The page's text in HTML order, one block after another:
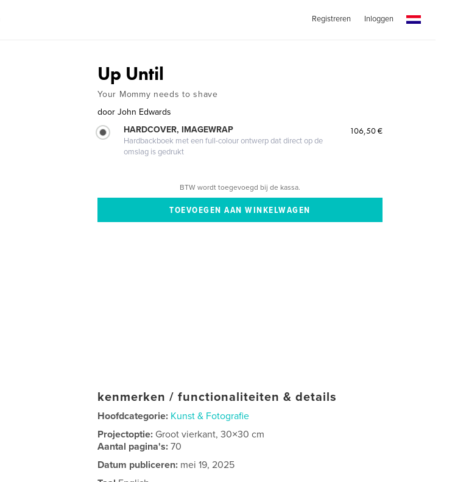
Registreren Inloggen
Up Until
Your Mommy needs to shave
door John Edwards
HARDCOVER, IMAGEWRAP
Hardbackboek met een full-colour ontwerp dat direct op de
omslag is gedrukt
106,50 €
BTW wordt toegevoegd bij de kassa.
kenmerken / functionaliteiten & details
Hoofdcategorie: Kunst & Fotografie
Projectoptie: Groot vierkant, 30×30 cm
Aantal pagina's:70
Datum publiceren: mei 19, 2025